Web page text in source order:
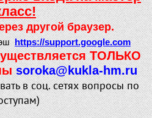
другой браузер.
https://support.google.com
ТОЛЬКО
soroka@kukla-hm.ru
в соц. сетях вопросы по